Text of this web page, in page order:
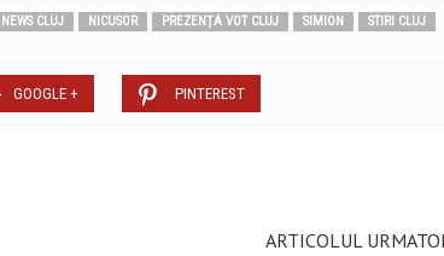
NEWS CLUJ NICUSOR PREZENȚA VOT CLUJ SIMION
STIRI CLUJ
GOOGLE + PINTEREST
ARTICOLUL